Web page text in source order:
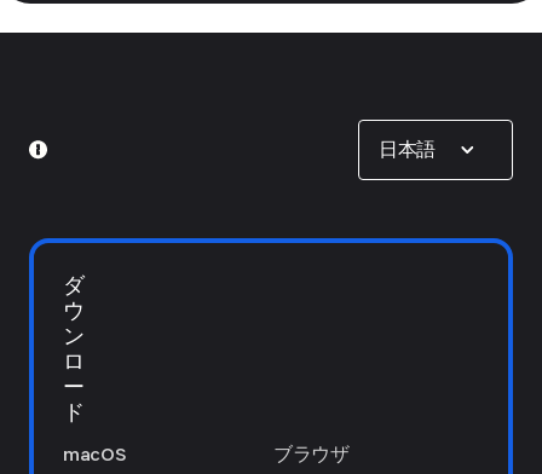
日本語
Show options
ダ
ウ
ン
ロ
ー
ド
macOS
ブラウザ